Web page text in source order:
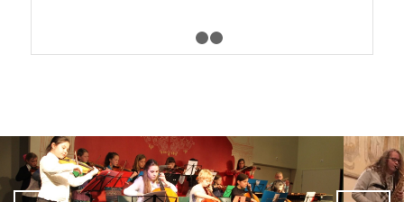
1 2 3